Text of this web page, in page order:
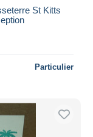
St Kitts
Particulier